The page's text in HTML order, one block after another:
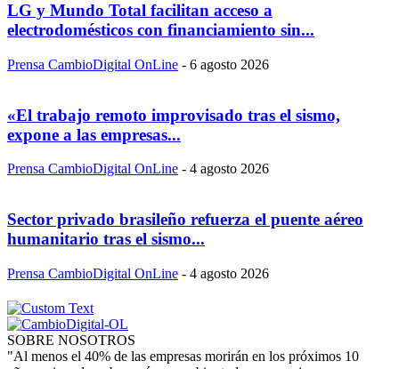
LG y Mundo Total facilitan acceso a
electrodomésticos con financiamiento sin...
Prensa CambioDigital OnLine - 6 agosto 2026
«El trabajo remoto improvisado tras el sismo,
expone a las empresas...
Prensa CambioDigital OnLine - 4 agosto 2026
Sector privado brasileño refuerza el puente aéreo
humanitario tras el sismo...
Prensa CambioDigital OnLine - 4 agosto 2026
SOBRE NOSOTROS
"Al menos el 40% de las empresas morirán en los próximos 10